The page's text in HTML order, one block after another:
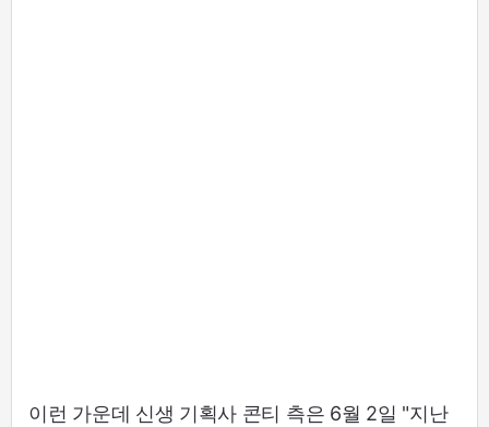
이런 가운데 신생 기획사 콘티 측은 6월 2일 "지난